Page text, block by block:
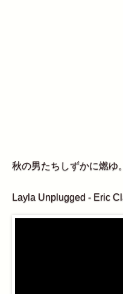
秋の男たちしずかに燃ゆ。
Layla Unplugged - Eric